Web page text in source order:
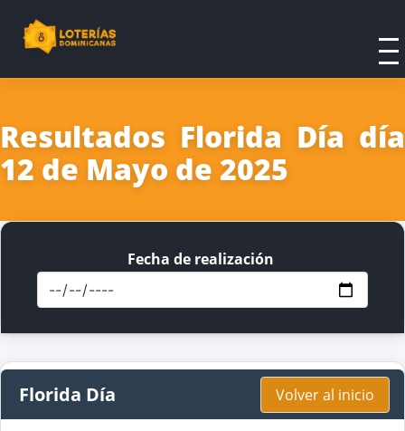
Resultados Florida Día día
12 de Mayo de 2025
Fecha de realización
Florida Día Volver al inicio